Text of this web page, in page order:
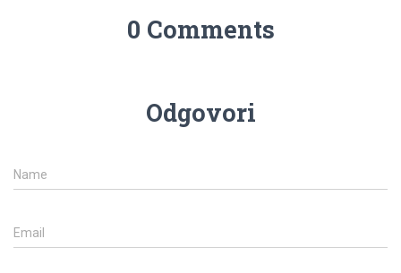
0 Comments
Odgovori
Name
Email